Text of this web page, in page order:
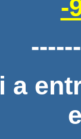
-
a